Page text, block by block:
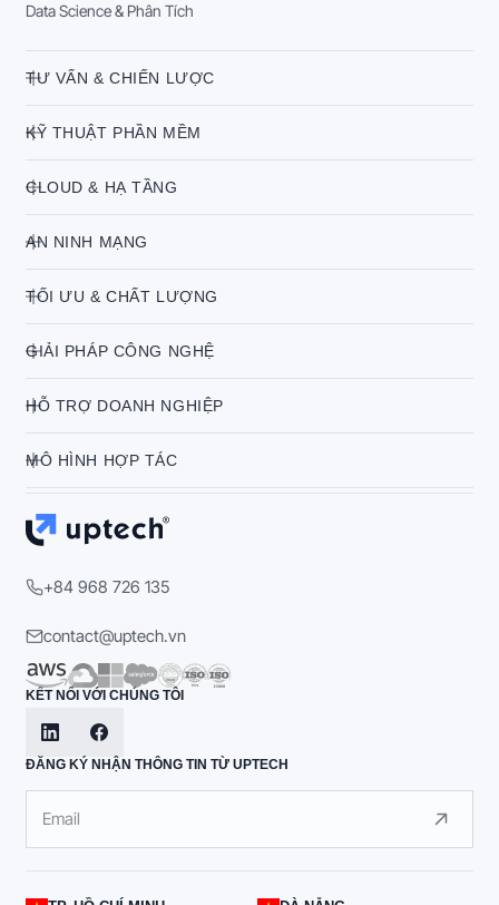
Data Science & Phân Tích
TƯ VẤN & CHIẾN LƯỢC
KỸ THUẬT PHẦN MỀM
CLOUD & HẠ TẦNG
AN NINH MẠNG
TỐI ƯU & CHẤT LƯỢNG
GIẢI PHÁP CÔNG NGHỆ
HỖ TRỢ DOANH NGHIỆP
MÔ HÌNH HỢP TÁC
+84 968 726 135
contact@uptech.vn
KẾT NỐI VỚI CHÚNG TÔI
ĐĂNG KÝ NHẬN THÔNG TIN TỪ UPTECH